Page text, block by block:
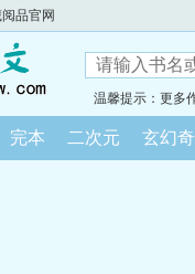
品官网
温馨提示：更多
完本 二次元 玄幻